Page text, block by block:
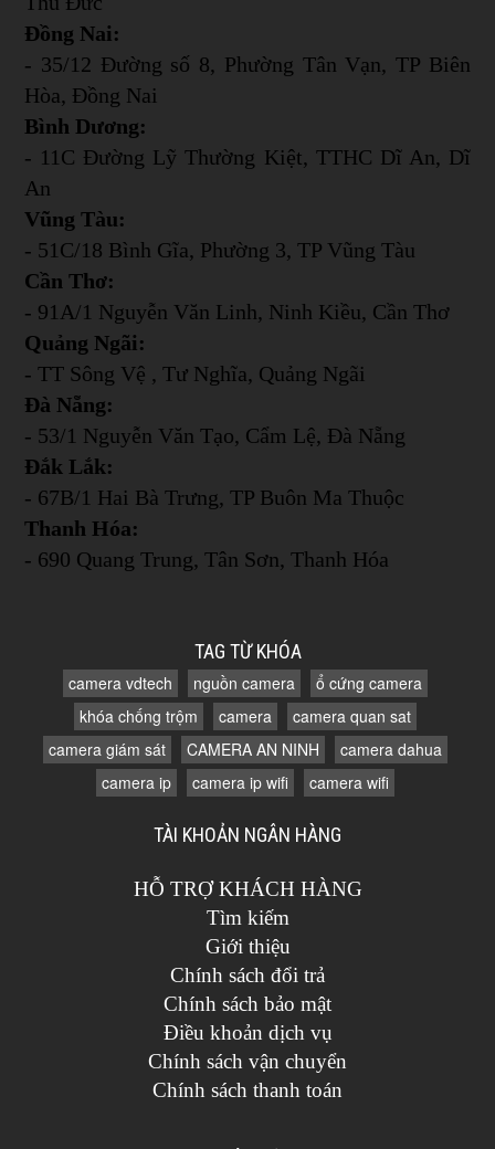
Đồng Nai:
- 35/12 Đường số 8, Phường Tân Vạn, TP Biên
Hòa, Đồng Nai
Bình Dương:
- 11C Đường Lỹ Thường Kiệt, TTHC Dĩ An, Dĩ
An
Vũng Tàu:
- 51C/18 Bình Gĩa, Phường 3, TP Vũng Tàu
Cần Thơ:
- 91A/1 Nguyễn Văn Linh, Ninh Kiều, Cần Thơ
Quảng Ngãi:
- TT Sông Vệ , Tư Nghĩa, Quảng Ngãi
Đà Nẵng:
- 53/1 Nguyễn Văn Tạo, Cẩm Lệ, Đà Nẵng
Đắk Lắk:
- 67B/1 Hai Bà Trưng, TP Buôn Ma Thuộc
Thanh Hóa:
- 690 Quang Trung, Tân Sơn, Thanh Hóa
TAG TỪ KHÓA
camera vdtech nguồn camera
ổ cứng camera
khóa chống trộm
camera
camera quan sat
camera giám sát
CAMERA AN NINH
camera dahua
camera ip
camera ip wifi camera wifi
TÀI KHOẢN NGÂN HÀNG
HỖ TRỢ KHÁCH HÀNG
Tìm kiếm
Giới thiệu
Chính sách đổi trả
Chính sách bảo mật
Điều khoản dịch vụ
Chính sách vận chuyển
Chính sách thanh toán